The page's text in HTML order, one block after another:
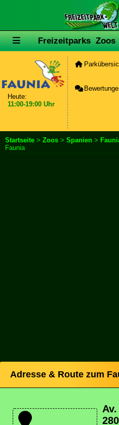
Freizeitparks Zoos
Heute:
11:00-19:00 Uhr
Startseite > Zoos > Spanien >
Faunia
Adresse & Route zum